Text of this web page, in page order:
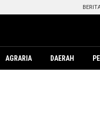
AGRARIA DAERAH